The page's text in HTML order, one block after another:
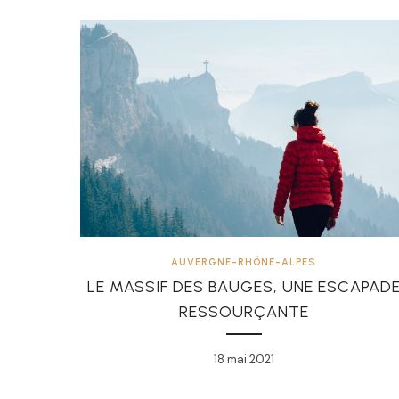
AUVERGNE-RHÔNE-ALPES
LE MASSIF DES BAUGES, UNE
RESSOURÇANTE
18 mai 2021